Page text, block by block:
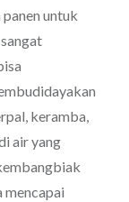
untuk
keramba,
air yang
mencapai